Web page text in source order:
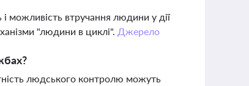
можливість втручання людини у дії
"людини в циклі". Джерело
людського контролю можуть